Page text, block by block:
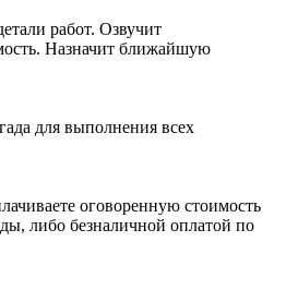
работ. Озвучит
Назначит ближайшую
для выполнения всех
оговоренную стоимость
либо безналичной оплатой по